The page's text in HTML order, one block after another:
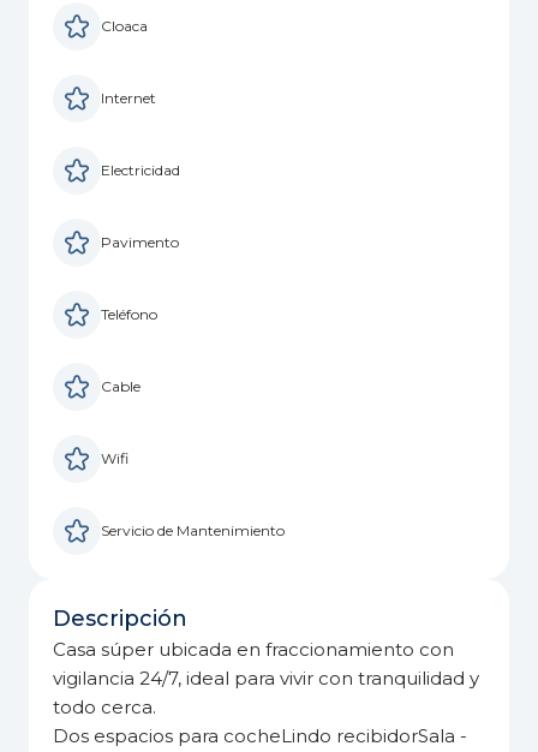
Cloaca
Internet
Electricidad
Pavimento
Teléfono
Cable
Wifi
Servicio de Mantenimiento
Descripción
Casa súper ubicada en fraccionamiento con
vigilancia 24/7, ideal para vivir con tranquilidad y
todo cerca.
Dos espacios para cocheLindo recibidorSala -